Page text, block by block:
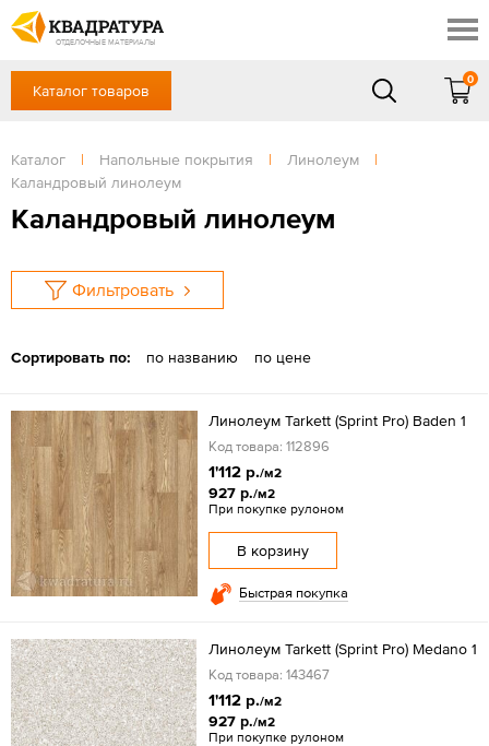
ОТДЕЛОЧНЫЕ МАТЕРИАЛЫ
Скидки
Контакты
Доставка и оплата
Готовые решения
Отзывы
+7 (863) 303-36-23
Сб, Вс — выходной
ЗАКАЗАТЬ ЗВОНОК
Вход / Регистрация
Каталог товаров
0
Каталог | Напольные покрытия | Линолеум
|
Каландровый линолеум
Каландровый линолеум
Фильтровать
Сортировать по: по названию по цене
Линолеум Tarkett (Sprint Pro) Baden 1
Код товара: 112896
1'112 р./м2
927 р./м2
При покупке рулоном
В корзину
Быстрая покупка
Линолеум Tarkett (Sprint Pro) Medano 1
Код товара: 143467
1'112 р./м2
927 р./м2
При покупке рулоном